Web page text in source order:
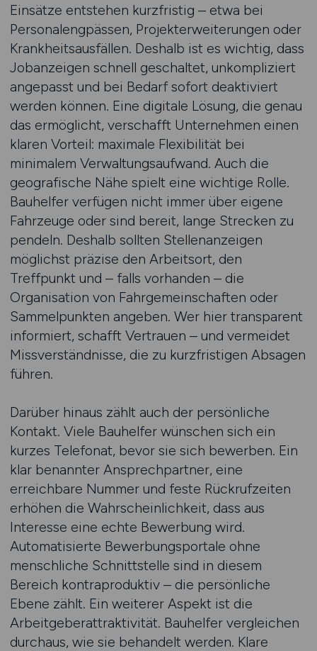
Einsätze entstehen kurzfristig – etwa bei
Personalengpässen, Projekterweiterungen oder
Krankheitsausfällen. Deshalb ist es wichtig, dass
Jobanzeigen schnell geschaltet, unkompliziert
angepasst und bei Bedarf sofort deaktiviert
werden können. Eine digitale Lösung, die genau
das ermöglicht, verschafft Unternehmen einen
klaren Vorteil: maximale Flexibilität bei
minimalem Verwaltungsaufwand. Auch die
geografische Nähe spielt eine wichtige Rolle.
Bauhelfer verfügen nicht immer über eigene
Fahrzeuge oder sind bereit, lange Strecken zu
pendeln. Deshalb sollten Stellenanzeigen
möglichst präzise den Arbeitsort, den
Treffpunkt und – falls vorhanden – die
Organisation von Fahrgemeinschaften oder
Sammelpunkten angeben. Wer hier transparent
informiert, schafft Vertrauen – und vermeidet
Missverständnisse, die zu kurzfristigen Absagen
führen.
Darüber hinaus zählt auch der persönliche
Kontakt. Viele Bauhelfer wünschen sich ein
kurzes Telefonat, bevor sie sich bewerben. Ein
klar benannter Ansprechpartner, eine
erreichbare Nummer und feste Rückrufzeiten
erhöhen die Wahrscheinlichkeit, dass aus
Interesse eine echte Bewerbung wird.
Automatisierte Bewerbungsportale ohne
menschliche Schnittstelle sind in diesem
Bereich kontraproduktiv – die persönliche
Ebene zählt. Ein weiterer Aspekt ist die
Arbeitgeberattraktivität. Bauhelfer vergleichen
durchaus, wie sie behandelt werden. Klare